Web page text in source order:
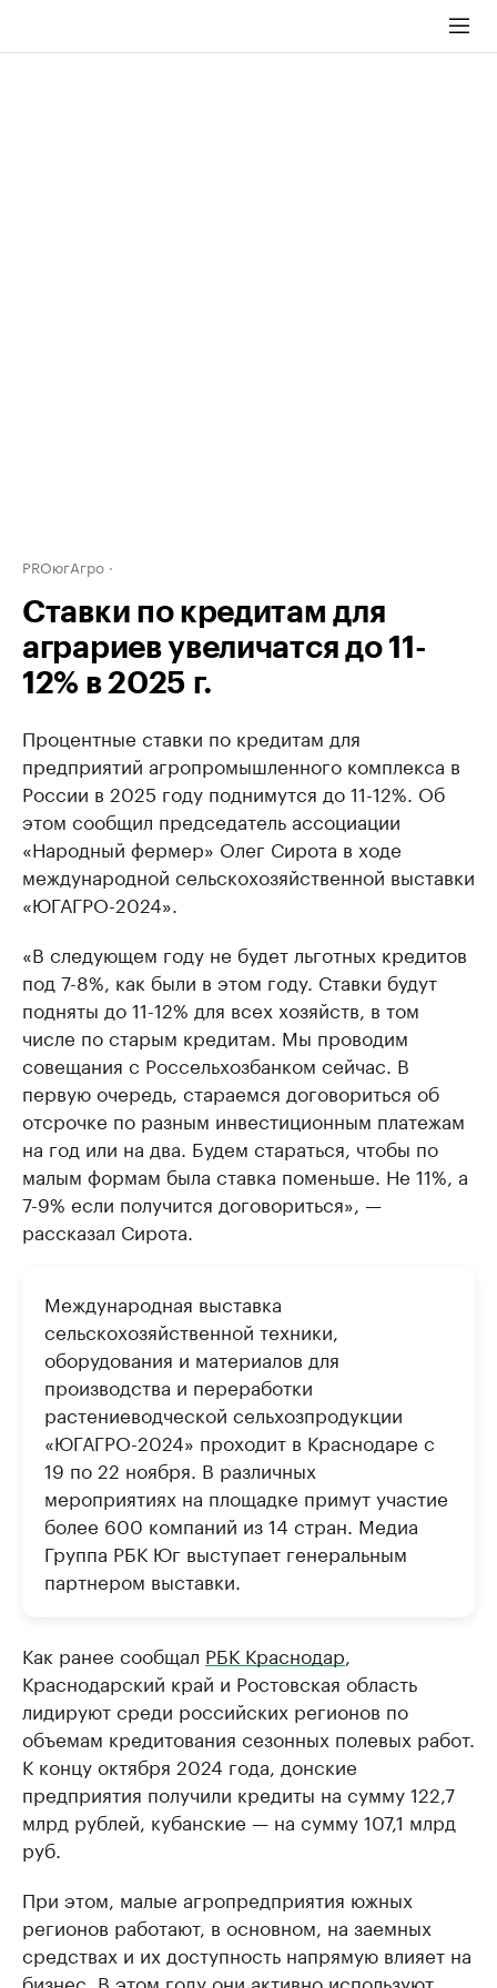
PROюгАгро
Ставки по кредитам для
аграриев увеличатся до 11-
12% в 2025 г.
Процентные ставки по кредитам для
предприятий агропромышленного комплекса в
России в 2025 году поднимутся до 11-12%. Об
этом сообщил председатель ассоциации
«Народный фермер» Олег Сирота в ходе
международной сельскохозяйственной выставки
«ЮГАГРО-2024».
«В следующем году не будет льготных кредитов
под 7-8%, как были в этом году. Ставки будут
подняты до 11-12% для всех хозяйств, в том
числе по старым кредитам. Мы проводим
совещания с Россельхозбанком сейчас. В
первую очередь, стараемся договориться об
отсрочке по разным инвестиционным платежам
на год или на два. Будем стараться, чтобы по
малым формам была ставка поменьше. Не 11%, а
7-9% если получится договориться», —
рассказал Сирота.
Международная выставка
сельскохозяйственной техники,
оборудования и материалов для
производства и переработки
растениеводческой сельхозпродукции
«ЮГАГРО-2024» проходит в Краснодаре с
19 по 22 ноября. В различных
мероприятиях на площадке примут участие
более 600 компаний из 14 стран. Медиа
Группа РБК Юг выступает генеральным
партнером выставки.
Как ранее сообщал РБК Краснодар
Краснодарский край и Ростовская область
лидируют среди российских регионов по
объемам кредитования сезонных полевых работ.
К концу октября 2024 года, донские
предприятия получили кредиты на сумму 122,7
млрд рублей, кубанские — на сумму 107,1 млрд
руб.
При этом, малые агропредприятия южных
регионов работают, в основном, на заемных
средствах и их доступность напрямую влияет на
бизнес. В этом году они активно используют